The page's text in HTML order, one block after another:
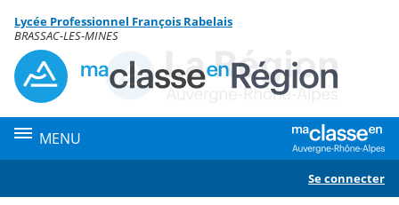
Menu de la rubrique
Contenu
Lycée Professionnel François Rabelais
BRASSAC-LES-MINES
MENU
Se connecter